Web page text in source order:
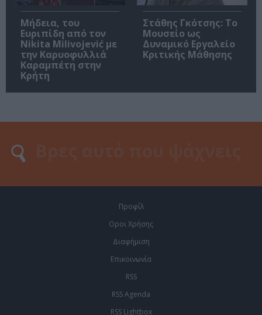
Μήδεια, του
Ευριπίδη από τον
Nikita Milivojević με
την Καρυοφυλλιά
Καραμπέτη στην
Κρήτη
Στάθης Γκότσης: Το
Μουσείο ως
Δυναμικό Εργαλείο
Κριτικής Μάθησης
Προφίλ
Οροι Χρήσης
Διαφήμιση
Επικοινωνία
RSS
RSS Agenda
RSS Lightbox